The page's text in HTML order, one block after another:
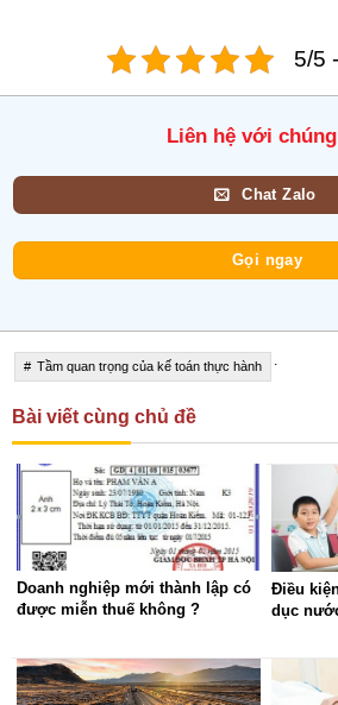
5/5
Liên hệ với
Chat Zalo
Gọi ngay
Tầm quan trọng của kế toán thực hành
Bài viết cùng chủ đề
Doanh nghiệp mới thành lập có
được miễn thuế không ?
Điều
dục